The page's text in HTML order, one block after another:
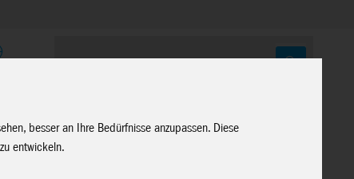
besser an Ihre Bedürfnisse anzupassen. Diese
entwickeln.